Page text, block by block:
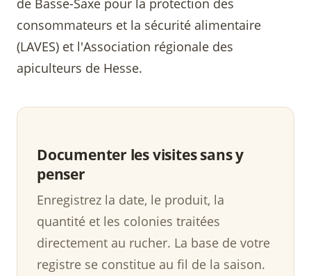
de Basse-Saxe pour la protection des
consommateurs et la sécurité alimentaire
(LAVES) et l'Association régionale des
apiculteurs de Hesse.
Documenter les visites sans y
penser
Enregistrez la date, le produit, la
quantité et les colonies traitées
directement au rucher. La base de votre
registre se constitue au fil de la saison.